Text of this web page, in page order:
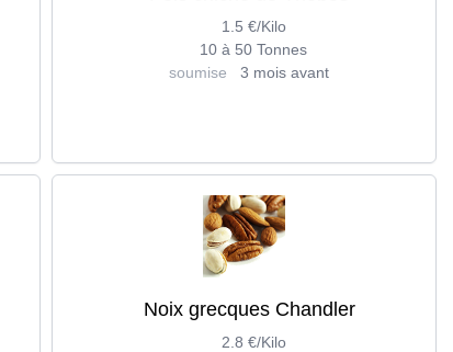
1.5 €/Kilo
10 à 50 Tonnes
soumise
3 mois avant
Noix grecques Chandler
2.8 €/Kilo